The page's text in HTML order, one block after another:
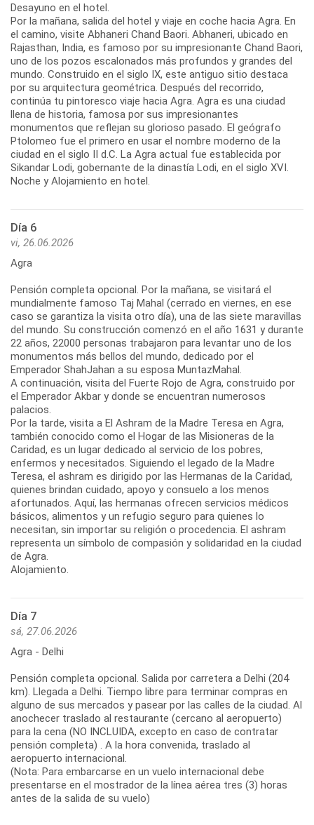
Desayuno en el hotel.
Por la mañana, salida del hotel y viaje en coche hacia Agra. En
el camino, visite Abhaneri Chand Baori. Abhaneri, ubicado en
Rajasthan, India, es famoso por su impresionante Chand Baori,
uno de los pozos escalonados más profundos y grandes del
mundo. Construido en el siglo IX, este antiguo sitio destaca
por su arquitectura geométrica. Después del recorrido,
continúa tu pintoresco viaje hacia Agra. Agra es una ciudad
llena de historia, famosa por sus impresionantes
monumentos que reflejan su glorioso pasado. El geógrafo
Ptolomeo fue el primero en usar el nombre moderno de la
ciudad en el siglo II d.C. La Agra actual fue establecida por
Sikandar Lodi, gobernante de la dinastía Lodi, en el siglo XVI.
Noche y Alojamiento en hotel.
Día 6
vi, 26.06.2026
Agra
Pensión completa opcional. Por la mañana, se visitará el
mundialmente famoso Taj Mahal (cerrado en viernes, en ese
caso se garantiza la visita otro día), una de las siete maravillas
del mundo. Su construcción comenzó en el año 1631 y durante
22 años, 22000 personas trabajaron para levantar uno de los
monumentos más bellos del mundo, dedicado por el
Emperador ShahJahan a su esposa MuntazMahal.
A continuación, visita del Fuerte Rojo de Agra, construido por
el Emperador Akbar y donde se encuentran numerosos
palacios.
Por la tarde, visita a El Ashram de la Madre Teresa en Agra,
también conocido como el Hogar de las Misioneras de la
Caridad, es un lugar dedicado al servicio de los pobres,
enfermos y necesitados. Siguiendo el legado de la Madre
Teresa, el ashram es dirigido por las Hermanas de la Caridad,
quienes brindan cuidado, apoyo y consuelo a los menos
afortunados. Aquí, las hermanas ofrecen servicios médicos
básicos, alimentos y un refugio seguro para quienes lo
necesitan, sin importar su religión o procedencia. El ashram
representa un símbolo de compasión y solidaridad en la ciudad
de Agra.
Alojamiento.
Día 7
sá, 27.06.2026
Agra - Delhi
Pensión completa opcional. Salida por carretera a Delhi (204
km). Llegada a Delhi. Tiempo libre para terminar compras en
alguno de sus mercados y pasear por las calles de la ciudad. Al
anochecer traslado al restaurante (cercano al aeropuerto)
para la cena (NO INCLUIDA, excepto en caso de contratar
pensión completa) . A la hora convenida, traslado al
aeropuerto internacional.
(Nota: Para embarcarse en un vuelo internacional debe
presentarse en el mostrador de la línea aérea tres (3) horas
antes de la salida de su vuelo)